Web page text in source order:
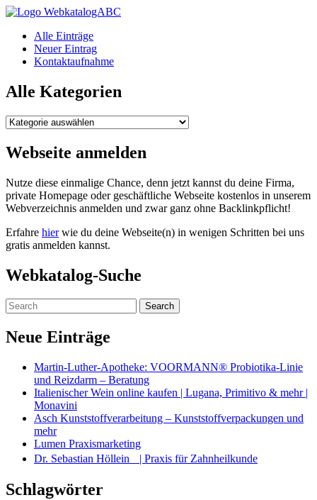
WebkatalogABC
Alle Einträge
Neuer Eintrag
Kontaktaufnahme
Alle Kategorien
Alle
Webseite anmelden
Nutze diese einmalige Chance, denn jetzt kannst du deine Firma,
private Homepage oder geschäftliche Webseite kostenlos in unserem
Webverzeichnis anmelden und zwar ganz ohne Backlinkpflicht!
Erfahre hierwie du deine Webseite(n) in wenigen Schritten bei uns
gratis anmelden kannst.
Webkatalog-Suche
Neue Einträge
Martin-Luther-Apotheke: VOORMANN® Probiotika-Linie
und Reizdarm – Beratung
Italienischer Wein online kaufen | Lugana, Primitivo & mehr |
Monavini
Asch Kunststoffverarbeitung – Kunststoffverpackungen und
mehr
Lumen Praxismarketing
Dr. Sebastian Höllein | Praxis für Zahnheilkunde
Schlagwörter